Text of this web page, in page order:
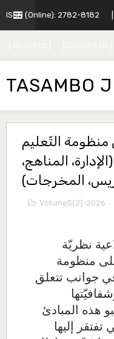
ISSN (Online): 2782-8182
TASAMBO
التّعليم
المناهج،
المخرجات)
Volume5(2)-2026
نظريّة
منظومة
في جوانب تتعلق
هذه المبادئ
تفتقر إليها